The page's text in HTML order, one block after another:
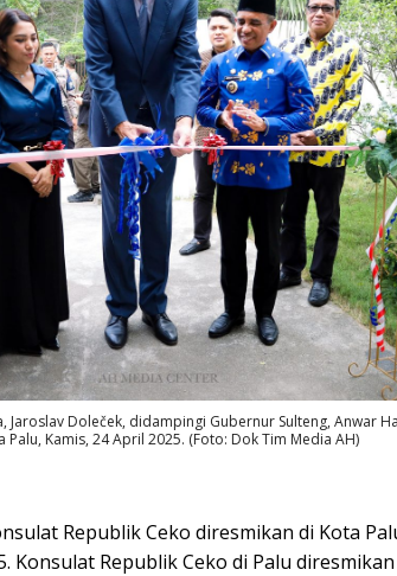
Jaroslav Doleček, didampingi Gubernur Sulteng, Anwar
Kamis, 24 April 2025. (Foto: Dok Tim Media AH)
Republik Ceko diresmikan di Kota
Konsulat Republik Ceko di Palu